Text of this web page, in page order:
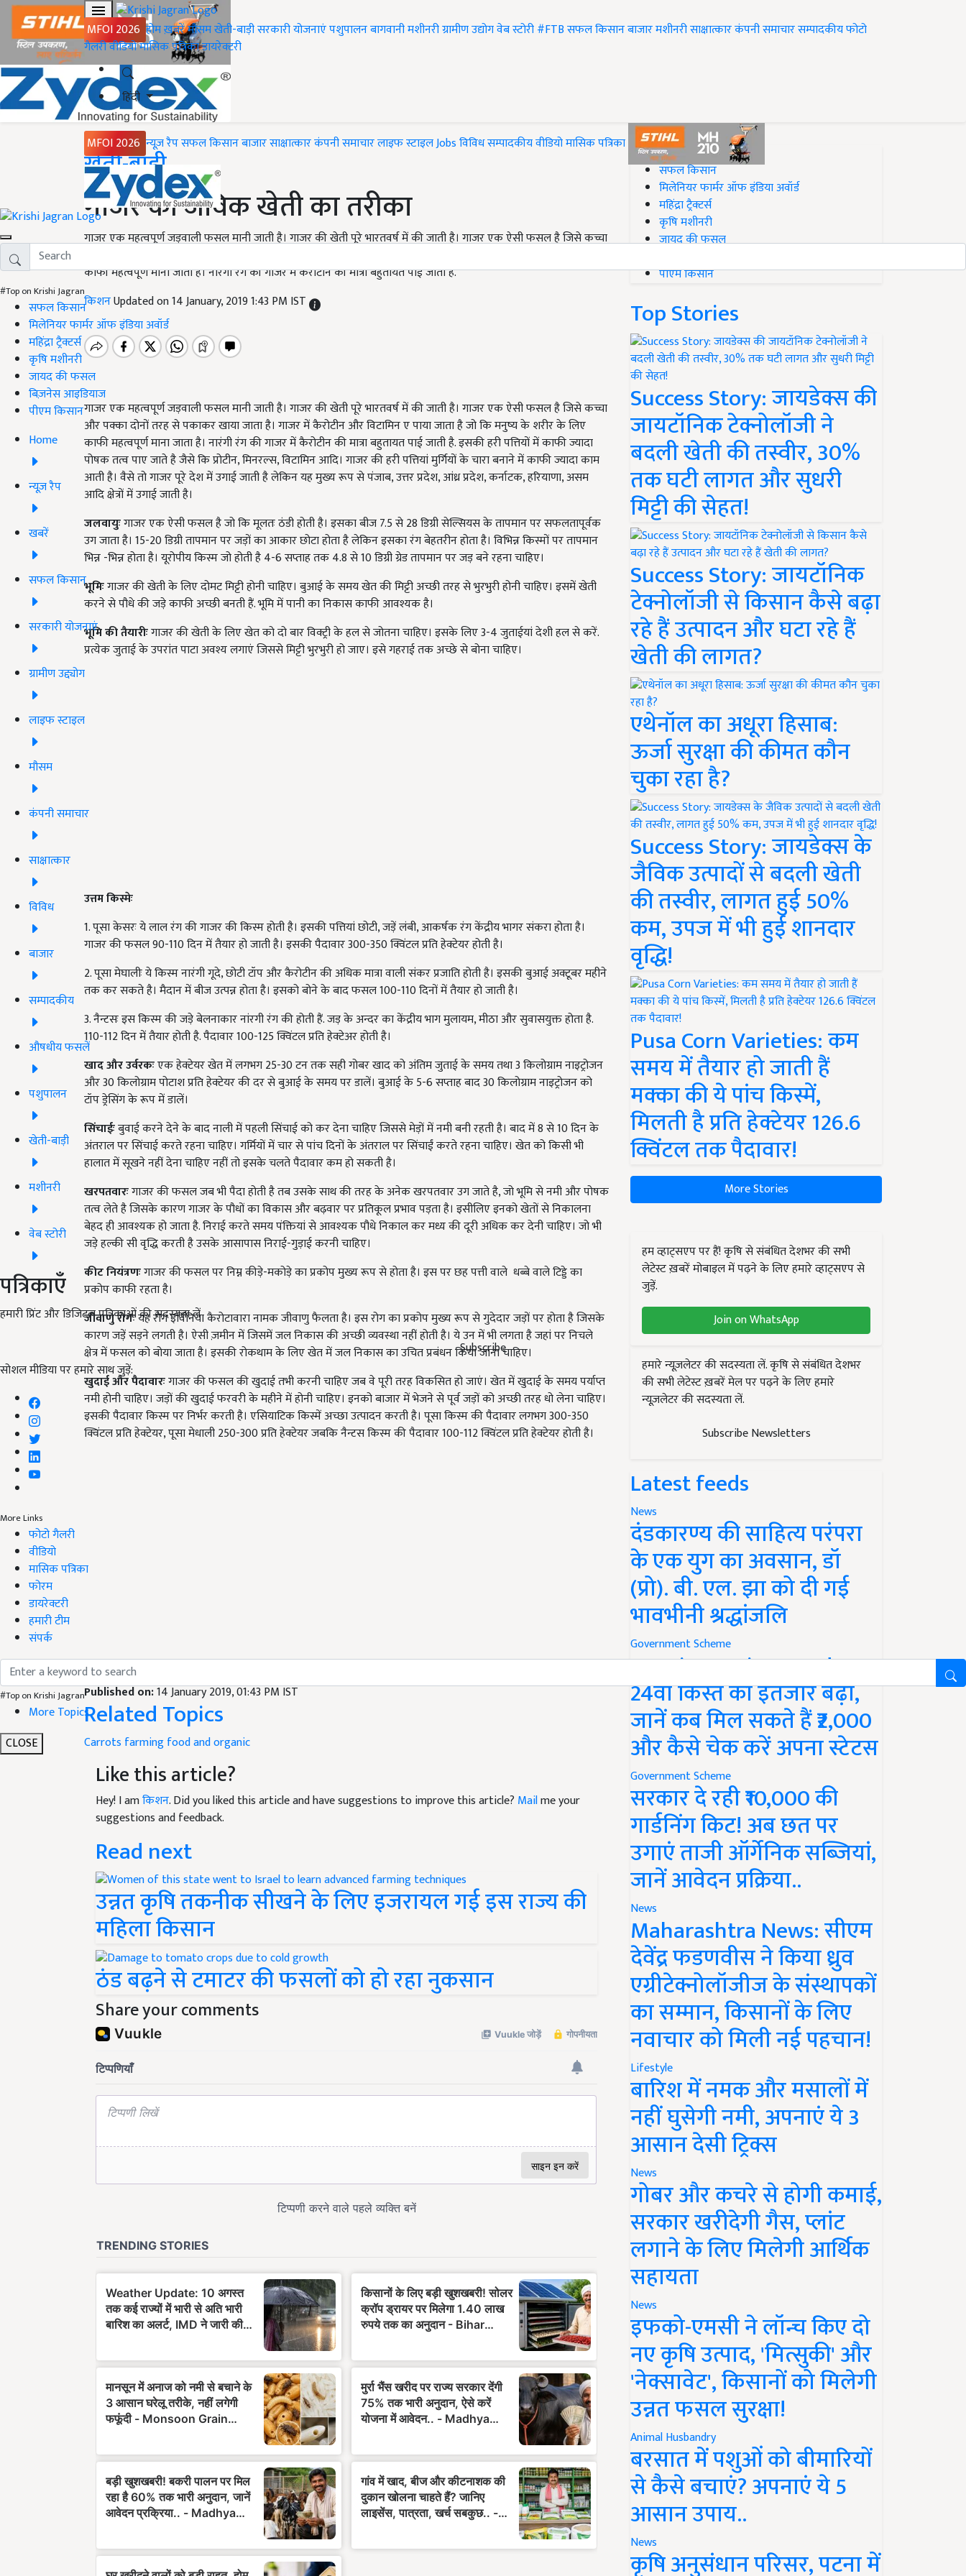
MFOI 2026 होमख़बरेंमौसमखेती-बाड़ीसरकारी योजनाएंपशुपालनबागवानीमशीनरीग्रामीण उद्योगवेब स्टोरी#FTBसफल किसानबाजारमशीनरीसाक्षात्कारकंपनी समाचारसम्पादकीयफोटो
गैलरीवीडियोमासिक पत्रिकाडायरेक्टरी
हिंदी
MFOI 2026 न्यूज़ रैपसफल किसानबाजारसाक्षात्कारकंपनी समाचारलाइफ स्टाइलJobsविविधसम्पादकीयवीडियोमासिक पत्रिका
#Top on Krishi Jagran
सफल किसान
मिलेनियर फार्मर ऑफ इंडिया अवॉर्ड
महिंद्रा ट्रैक्टर्स
कृषि मशीनरी
जायद की फसल
बिज़नेस आइडियाज
पीएम किसान
Home
न्यूज़ रैप
खबरें
सफल किसान
सरकारी योजनाएं
ग्रामीण उद्द्योग
लाइफ स्टाइल
मौसम
कंपनी समाचार
साक्षात्कार
विविध
बाजार
सम्पादकीय
औषधीय फसलें
पशुपालन
खेती-बाड़ी
मशीनरी
वेब स्टोरी
पत्रिकाएँ
हमारी प्रिंट और डिजिटल पत्रिकाओं की सदस्यता लें
Subscribe
सोशल मीडिया पर हमारे साथ जुड़ें:
More Links
फोटो गैलरी
वीडियो
मासिक पत्रिका
फोरम
डायरेक्टरी
हमारी टीम
संपर्क
#Top on Krishi Jagran
More Topics
CLOSE
Home
खेती-बाड़ी
गाजर की जैविक खेती का तरीका
गाजर एक महत्वपूर्ण जड़वाली फसल मानी जाती है। गाजर की खेती पूरे भारतवर्ष में की जाती है। गाजर एक ऐसी फसल है जिसे कच्चा
काफी महत्वपूर्ण माना जाता है। नारंगी रंग की गाजर में कैरोटीन की मात्रा बहुतायत पाई जाती है.
किशनUpdated on 14 January, 2019 1:43 PM IST
गाजर एक महत्वपूर्ण जड़वाली फसल मानी जाती है। गाजर की खेती पूरे भारतवर्ष में की जाती है। गाजर एक ऐसी फसल है जिसे कच्चा
और पक्का दोनों तरह से पकाकर खाया जाता है। गाजर में कैरोटीन और विटामिन ए पाया जाता है जो कि मनुष्य के शरीर के लिए
काफी महत्वपूर्ण माना जाता है। नारंगी रंग की गाजर में कैरोटीन की मात्रा बहुतायत पाई जाती है. इसकी हरी पत्तियों में काफी ज्यादा
पोषक तत्व पाए जाते है जैसे कि प्रोटीन, मिनरल्स, विटामिन आदि। गाजर की हरी पत्तियां मुर्गियों के चारा बनाने में काफी ज्यादा काम
आती है। वैसे तो गाजर पूरे देश में उगाई जाती है लेकिन यह मुख्य रूप से पंजाब, उत्तर प्रदेश, आंध्र प्रदेश, कर्नाटक, हरियाणा, असम
आदि क्षेत्रों में उगाई जाती है।
जलवायुःगाजर एक ऐसी फसल है जो कि मूलतः ठंडी होती है। इसका बीज 7.5 से 28 डिग्री सेल्सियस के तापमान पर सफलतापूर्वक
उग जाता है। 15-20 डिग्री तापमान पर जड़ों का आकार छोटा होता है लेकिन इसका रंग बेहतरीन होता है। विभिन्न किस्मों पर तापमान
भिन्न -भिन्न होता है। यूरोपीय किस्म जो होती है 4-6 सप्ताह तक 4.8 से 10 डिग्री ग्रेड तापमान पर जड़ बने रहना चाहिए।
भूमिःगाजर की खेती के लिए दोमट मिट्टी होनी चाहिए। बुआई के समय खेत की मिट्टी अच्छी तरह से भुरभुरी होनी चाहिए। इसमें खेती
करने से पौधे की जड़े काफी अच्छी बनती हैं. भूमि में पानी का निकास काफी आवश्यक है।
भूमि की तैयारीःगाजर की खेती के लिए खेत को दो बार विक्ट्री के हल से जोतना चाहिए। इसके लिए 3-4 जुताईयां देशी हल से करें.
प्रत्येक जुताई के उपरांत पाटा अवश्य लगाएं जिससे मिट्टी भुरभुरी हो जाए। इसे गहराई तक अच्छे से बोना चाहिए।
उत्तम किस्मेः
1. पूसा केसरः ये लाल रंग की गाजर की किस्म होती है। इसकी पत्तियां छोटी, जड़ें लंबी, आकर्षक रंग केंद्रीय भागर संकरा होता है।
गाजर की फसल 90-110 दिन में तैयार हो जाती है। इसकी पैदावार 300-350 क्विंटल प्रति हेक्टेयर होती है।
2. पूसा मेघालीः ये किस्म नारंगी गूदे, छोटी टॉप और कैरोटीन की अधिक मात्रा वाली संकर प्रजाति होती है। इसकी बुआई अक्टूबर महीने
तक कर सकते है। मैदान में बीज उत्पन्न होता है। इसको बोने के बाद फसल 100-110 दिनों में तैयार हो जाती है।
3. नैन्टसः इस किस्म की जड़े बेलनाकार नांरगी रंग की होती हैं. जड़ के अन्दर का केंद्रीय भाग मुलायम,मीठा और सुवासयुक्त होता है.
110-112दिन में तैयार होती है. पैदावार100-125क्विंटल प्रति हेक्टेअर होती है।
खाद और उर्वरकःएक हेक्टेयर खेत में लगभग 25-30 टन तक सही गोबर खाद को अंतिम जुताई के समय तथा 3 किलोग्राम नाइट्रोजन
और 30 किलोग्राम पोटाश प्रति हेक्टेयर की दर से बुआई के समय पर डालें। बुआई के 5-6 सप्ताह बाद 30 किलोग्राम नाइट्रोजन को
टॉप ड्रेसिंग के रूप में डालें।
सिंचाईःबुवाई करने देने के बाद नाली में पहली सिंचाई को कर देना चाहिए जिससे मेड़ों में नमी बनी रहती है। बाद में 8 से 10 दिन के
अंतराल पर सिंचाई करते रहना चाहिए। गर्मियों में चार से पांच दिनों के अंतराल पर सिंचाईं करते रहना चाहिए। खेत को किसी भी
हालात में सूखने नहीं देना चाहिए नहीं तो इसके चलते पैदावार कम हो सकती है।
खरपतवारःगाजर की फसल जब भी पैदा होती है तब उसके साथ की तरह के अनेक खरपतवार उग जाते है, जो भूमि से नमी और पोषक
तत्व लेते है जिसके कारण गाजर के पौधों का विकास और बढ़वार पर प्रतिकूल प्रभाव पड़ता है। इसीलिए इनको खेतों से निकालना
बेहद ही आवश्यक हो जाता है. निराई करते समय पंक्तियां से आवश्यक पौधे निकाल कर मध्य की दूरी अधिक कर देनी चाहिए। जो भी
जड़े हल्की सी वृद्धि करती है उसके आसापास निराई-गुड़ाई करनी चाहिए।
कीट नियंत्रणःगाजर की फसल पर निम्न कीड़े-मकोड़े का प्रकोप मुख्य रूप से होता है। इस पर छह पत्ती वाले धब्बे वाले टिड्डे का
प्रकोप काफी रहता है।
जीवाणु रोगःयह रोग इर्विनिया कैरोटावारा नामक जीवाणु फैलता है। इस रोग का प्रकोप मुख्य रूप से गुदेदार जड़ों पर होता है जिसके
कारण जड़ें सड़ने लगती है। ऐसी ज़मीन में जिसमें जल निकास की अच्छी व्यवस्था नहीं होती है। ये उन में भी लगता है जहां पर निचले
क्षेत्र में फसल को बोया जाता है। इसकी रोकथाम के लिए खेत में जल निकास का उचित प्रबंधन किया जाना चाहिए।
खुदाई और पैदावारःगाजर की फसल की खुदाई तभी करनी चाहिए जब वे पूरी तरह विकसित हो जाएं। खेत में खुदाई के समय पर्याप्त
नमी होनी चाहिए। जड़ों की खुदाई फरवरी के महीने में होनी चाहिए। इनको बाजार में भेजने से पूर्व जड़ों को अच्छी तरह धो लेना चाहिए।
इसकी पैदावार किस्म पर निर्भर करती है। एसियाटिक किस्में अच्छा उत्पादन करती है। पूसा किस्म की पैदावार लगभग 300-350
क्विंटल प्रति हेक्टेयर, पूसा मेधाली 250-300 प्रति हेक्टेयर जबकि नैन्टस किस्म की पैदावार 100-112 क्विंटल प्रति हेक्टेयर होती है।
English Summary:
Published on:14 January 2019, 01:43 PM IST
Related Topics
Carrots farmingfood and organic
Like this article?
Hey! I amकिशन. Did you liked this article and have suggestions to improve this article? Mailme your
suggestions and feedback.
Read next
उन्नत कृषि तकनीक सीखने के लिए इजरायल गई इस राज्य की
महिला किसान
ठंड बढ़ने से टमाटर की फसलों को हो रहा नुकसान
Share your comments
#Top on Krishi Jagran
सफल किसान
मिलेनियर फार्मर ऑफ इंडिया अवॉर्ड
महिंद्रा ट्रैक्टर्स
कृषि मशीनरी
जायद की फसल
पीएम किसान
Top Stories
Success Story: जायडेक्स की
जायटॉनिक टेक्नोलॉजी ने
बदली खेती की तस्वीर, 30%
तक घटी लागत और सुधरी
मिट्टी की सेहत!
Success Story: जायटॉनिक
टेक्नोलॉजी से किसान कैसे बढ़ा
रहे हैं उत्पादन और घटा रहे हैं
खेती की लागत?
एथेनॉल का अधूरा हिसाब:
ऊर्जा सुरक्षा की कीमत कौन
चुका रहा है?
Success Story: जायडेक्स के
जैविक उत्पादों से बदली खेती
की तस्वीर, लागत हुई 50%
कम, उपज में भी हुई शानदार
वृद्धि!
Pusa Corn Varieties: कम
समय में तैयार हो जाती हैं
मक्का की ये पांच किस्में,
मिलती है प्रति हेक्टेयर 126.6
क्विंटल तक पैदावार!
More Stories
हम व्हाट्सएप पर हैं! कृषि से संबंधित देशभर की सभी
लेटेस्ट ख़बरें मोबाइल में पढ़ने के लिए हमारे व्हाट्सएप से
जुड़ें.
Join on WhatsApp
हमारे न्यूज़लेटर की सदस्यता लें. कृषि से संबंधित देशभर
की सभी लेटेस्ट ख़बरें मेल पर पढ़ने के लिए हमारे
न्यूज़लेटर की सदस्यता लें.
Subscribe Newsletters
Latest feeds
News
दंडकारण्य की साहित्य परंपरा
के एक युग का अवसान, डॉ
(प्रो). बी. एल. झा को दी गई
भावभीनी श्रद्धांजलि
Government Scheme
PM Kisan Yojana Update:
24वीं किस्त का इंतजार बढ़ा,
जानें कब मिल सकते हैं ₹2,000
और कैसे चेक करें अपना स्टेटस
Government Scheme
सरकार दे रही ₹10,000 की
गार्डनिंग किट! अब छत पर
उगाएं ताजी ऑर्गेनिक सब्जियां,
जानें आवेदन प्रक्रिया..
News
Maharashtra News: सीएम
देवेंद्र फडणवीस ने किया ध्रुव
एग्रीटेक्नोलॉजीज के संस्थापकों
का सम्मान, किसानों के लिए
नवाचार को मिली नई पहचान!
Lifestyle
बारिश में नमक और मसालों में
नहीं घुसेगी नमी, अपनाएं ये 3
आसान देसी ट्रिक्स
News
गोबर और कचरे से होगी कमाई,
सरकार खरीदेगी गैस, प्लांट
लगाने के लिए मिलेगी आर्थिक
सहायता
News
इफको-एमसी ने लॉन्च किए दो
नए कृषि उत्पाद, 'मित्सुकी' और
'नेक्सावेट', किसानों को मिलेगी
उन्नत फसल सुरक्षा!
Animal Husbandry
बरसात में पशुओं को बीमारियों
से कैसे बचाएं? अपनाएं ये 5
आसान उपाय..
News
कृषि अनुसंधान परिसर, पटना में